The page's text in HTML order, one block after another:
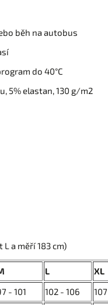
běh na autobus
do 40°C
5% elastan, 130 g/m2
a měří 183 cm)
L
XL
- 101 102 - 106